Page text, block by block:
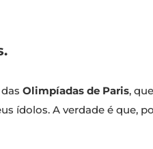
Olimpíadas de Paris,
ídolos. A verdade é que,